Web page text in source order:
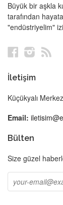
Büyük bir aşkla
tarafından
"endüstriyelim"
Facebook
İletişim
Küçükyalı
Email:
Bülten
Size güzel